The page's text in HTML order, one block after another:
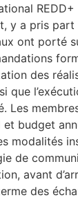
REDD+
y a pris part
ont porté
des
que
Les
budget
modalités
de
avant
des